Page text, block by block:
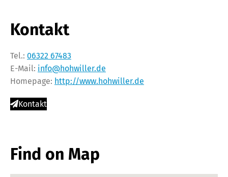
Kontakt
Tel.: 06322 67483
E-Mail: info@hohwiller.de
Homepage: http://www.hohwiller.de
Kontakt
Find on Map